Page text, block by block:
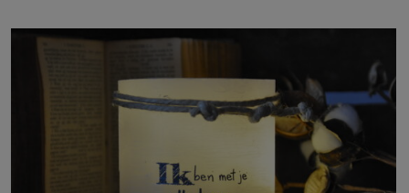
verdwijnt
Gods
liefde
verschijnt"
Ivoor
aantal